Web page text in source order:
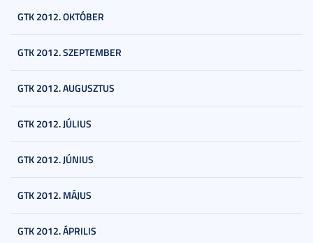
GTK 2012. OKTÓBER
GTK 2012. SZEPTEMBER
GTK 2012. AUGUSZTUS
GTK 2012. JÚLIUS
GTK 2012. JÚNIUS
GTK 2012. MÁJUS
GTK 2012. ÁPRILIS